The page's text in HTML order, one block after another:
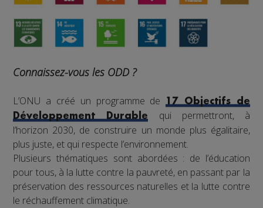
Connaissez-vous les ODD ?
L’ONU a créé un programme de17 Objectifs de
Développement Durable
qui permettront, à
l’horizon 2030, de construire un monde plus égalitaire,
plus juste, et qui respecte l’environnement.
Plusieurs thématiques sont abordées : de l’éducation
pour tous, à la lutte contre la pauvreté, en passant par la
préservation des ressources naturelles et la lutte contre
le réchauffement climatique.